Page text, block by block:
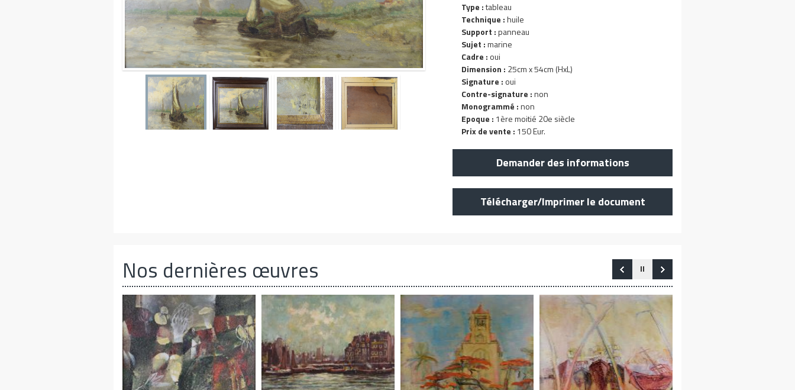
Type :tableau
Technique :huile
Support :panneau
Sujet :marine
Cadre : oui
Dimension : 25cm x 54cm (HxL)
Signature : oui
Contre-signature :non
Monogrammé :non
Epoque : 1ère moitié 20e siècle
Prix de vente : 150 Eur.
Demander des informations
Télécharger/Imprimer le document
Nos dernières œuvres